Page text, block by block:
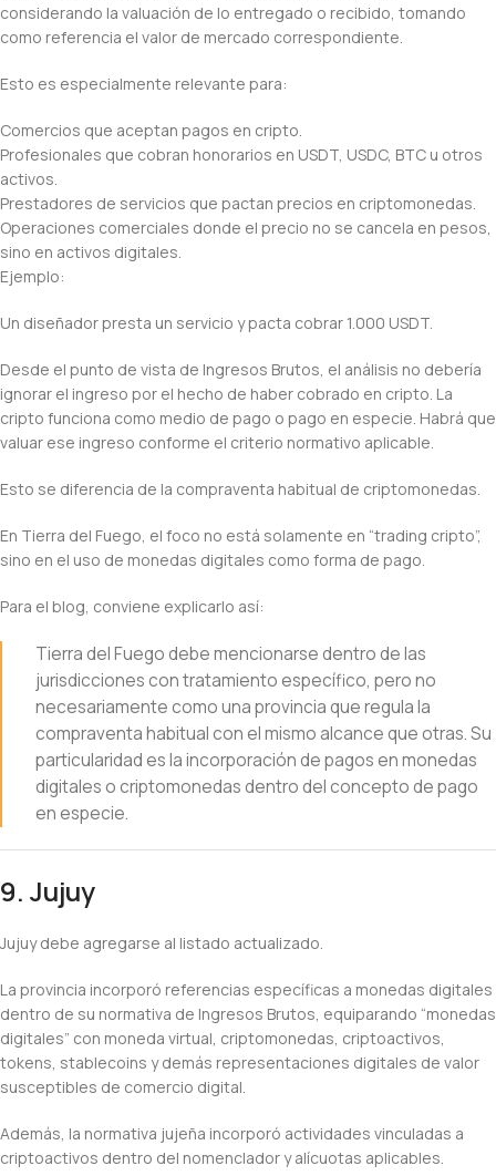
considerando la valuación de lo entregado o recibido, tomando
como referencia el valor de mercado correspondiente.
Esto es especialmente relevante para:
Comercios que aceptan pagos en cripto.
Profesionales que cobran honorarios en USDT, USDC, BTC u otros
activos.
Prestadores de servicios que pactan precios en criptomonedas.
Operaciones comerciales donde el precio no se cancela en pesos,
sino en activos digitales.
Ejemplo:
Un diseñador presta un servicio y pacta cobrar 1.000 USDT.
Desde el punto de vista de Ingresos Brutos, el análisis no debería
ignorar el ingreso por el hecho de haber cobrado en cripto. La
cripto funciona como medio de pago o pago en especie. Habrá que
valuar ese ingreso conforme el criterio normativo aplicable.
Esto se diferencia de la compraventa habitual de criptomonedas.
En Tierra del Fuego, el foco no está solamente en “trading cripto”,
sino en el uso de monedas digitales como forma de pago.
Para el blog, conviene explicarlo así:
Tierra del Fuego debe mencionarse dentro de las
jurisdicciones con tratamiento específico, pero no
necesariamente como una provincia que regula la
compraventa habitual con el mismo alcance que otras. Su
particularidad es la incorporación de pagos en monedas
digitales o criptomonedas dentro del concepto de pago
en especie.
9. Jujuy
Jujuy debe agregarse al listado actualizado.
La provincia incorporó referencias específicas a monedas digitales
dentro de su normativa de Ingresos Brutos, equiparando “monedas
digitales” con moneda virtual, criptomonedas, criptoactivos,
tokens, stablecoins y demás representaciones digitales de valor
susceptibles de comercio digital.
Además, la normativa jujeña incorporó actividades vinculadas a
criptoactivos dentro del nomenclador y alícuotas aplicables.